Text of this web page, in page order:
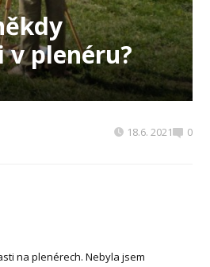
v plenéru?
18.6. 2021 0
na plenérech. Nebyla jsem